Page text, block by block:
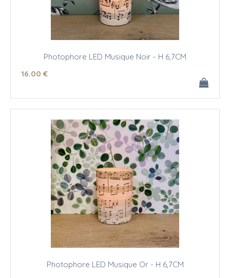
Photophore LED Musique Noir - H 6,7CM
16.00 €
Photophore LED Musique Or - H 6,7CM